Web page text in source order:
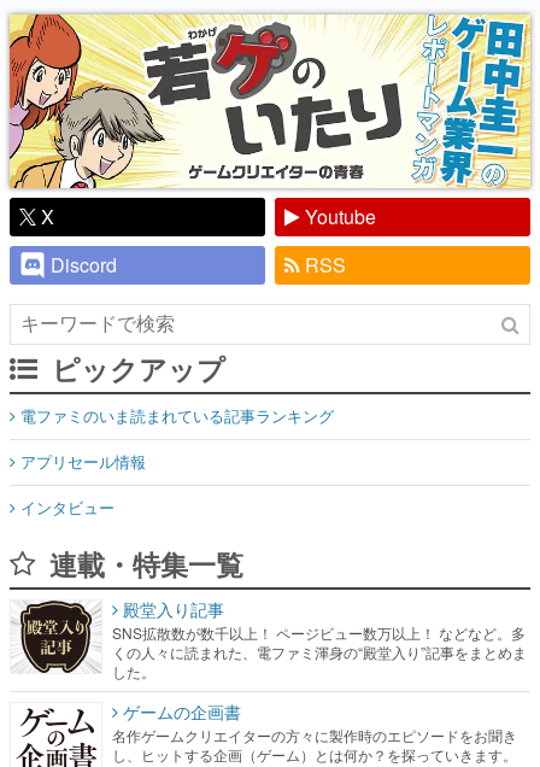
り】
X
Youtube
Discord
RSS
ピックアップ
電ファミのいま読まれている記事ランキング
アプリセール情報
インタビュー
連載・特集一覧
殿堂入り記事
SNS拡散数が数千以上！ ページビュー数万以上！ などなど。多
くの人々に読まれた、電ファミ渾身の“殿堂入り”記事をまとめま
した。
ゲームの企画書
名作ゲームクリエイターの方々に製作時のエピソードをお聞き
し、ヒットする企画（ゲーム）とは何か？を探っていきます。